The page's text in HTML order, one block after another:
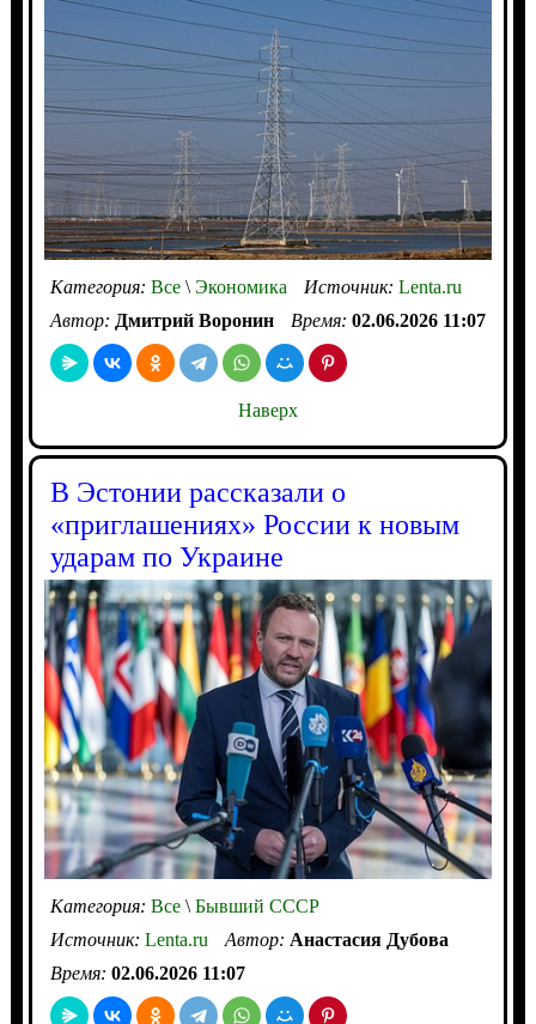
Категория: Все\Экономика Источник: Lenta.ru
Автор: Дмитрий Воронин Время: 02.06.2026 11:07
Наверх
В Эстонии рассказали о
«приглашениях» России к новым
ударам по Украине
Категория: Все\Бывший СССР
Источник: Lenta.ru Автор: Анастасия Дубова
Время: 02.06.2026 11:07